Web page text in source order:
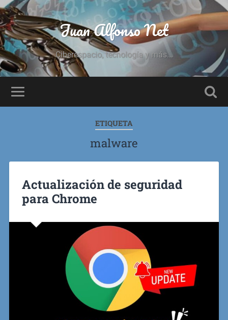
Juan Alfonso Net
Ciberespacio, tecnología y más...
ETIQUETA
malware
Actualización de seguridad
para Chrome